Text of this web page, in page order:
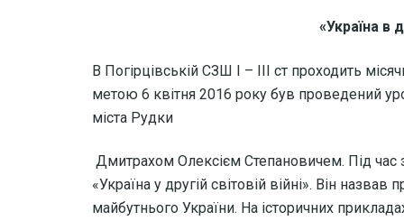
«Україна в
В Погірцівській СЗШ І – ІІІ ст проходить
метою 6 квітня 2016 року був проведений
міста Рудки
Дмитрахом Олексієм Степановичем. Під час
«Україна у другій світовій війні». Він назвав
майбутнього України. На історичних